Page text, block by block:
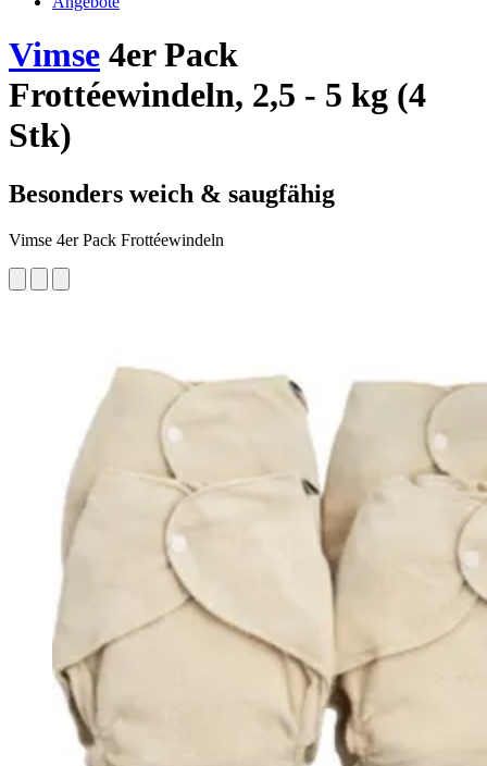
Vimse 4er Pack
Frottéewindeln, 2,5 - 5 kg (4
Stk)
Besonders weich & saugfähig
Vimse 4er Pack Frottéewindeln